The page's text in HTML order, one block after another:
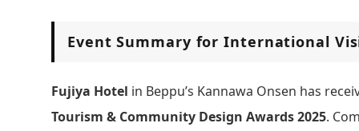
Event Summary for International
Fujiya Hotel in Beppu’s Kannawa Onsen has
Tourism & Community Design Awards 2025.